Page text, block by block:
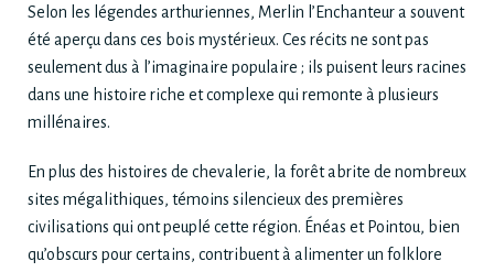
Selon les légendes arthuriennes, Merlin l’Enchanteur a souvent
été aperçu dans ces bois mystérieux. Ces récits ne sont pas
seulement dus à l’imaginaire populaire ; ils puisent leurs racines
dans une histoire riche et complexe qui remonte à plusieurs
millénaires.
En plus des histoires de chevalerie, la forêt abrite de nombreux
sites mégalithiques, témoins silencieux des premières
civilisations qui ont peuplé cette région. Énéas et Pointou, bien
qu’obscurs pour certains, contribuent à alimenter un folklore